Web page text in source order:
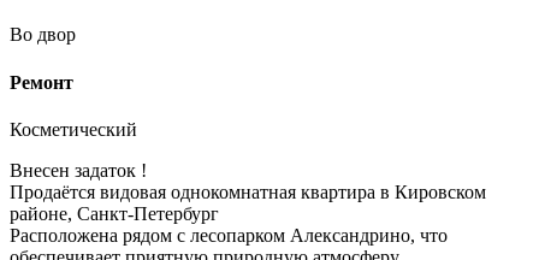
Во двор
Ремонт
Косметический
Внесен задаток !
Продаётся видовая однокомнатная квартира в Кировском
районе, Санкт-Петербург
Расположена рядом с лесопарком Александрино, что